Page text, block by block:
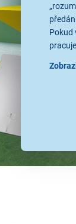
Pokud